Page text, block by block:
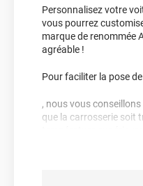
Personnalisez votre
vous pourrez
marque de renommée
agréable !
Pour faciliter la pose
, nous vous
que la carrosserie soit
Nettoyage : les